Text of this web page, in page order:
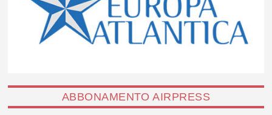
ABBONAMENTO AIRPRESS